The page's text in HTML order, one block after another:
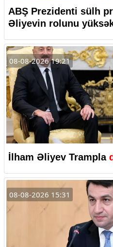
ABŞ Prezidenti sülh
Əliyevin rolunu
08-08-2026 19:21
İlham Əliyev Trampla
08-08-2026 15:31